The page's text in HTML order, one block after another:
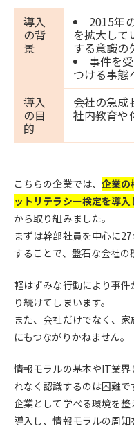
導入
の背
景
2015年
を拡大して
する意識の
事件を
つける事態
導入
の目
的
会社の急成
社内教育や
こちらの企業では、企業の
ットリテラシー検定を導
から取り組みました。
まずは幹部社員を中心に
することで、盤石な会社の
軽はずみな行動により事
り続けてしまいます。
また、会社だけでなく、
にもつながりかねません。
情報モラルの基本やIT業
れなく認識するのは困難で
企業として学べる環境を
導入し、情報モラルの周知